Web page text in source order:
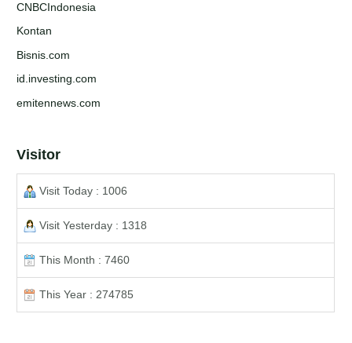
CNBCIndonesia
Kontan
Bisnis.com
id.investing.com
emitennews.com
Visitor
Visit Today : 1006
Visit Yesterday : 1318
This Month : 7460
This Year : 274785